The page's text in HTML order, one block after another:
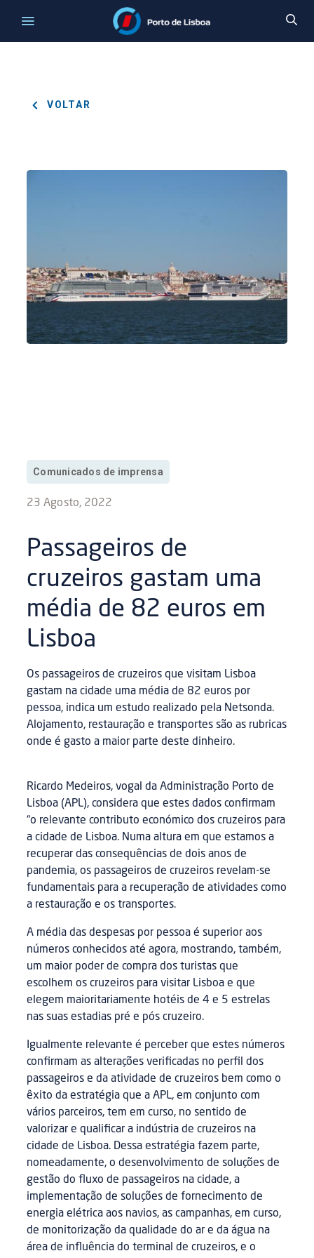
VOLTAR
Comunicados de imprensa
23 Agosto, 2022
Passageiros de
cruzeiros gastam uma
média de 82 euros em
Lisboa
Os passageiros de cruzeiros que visitam Lisboa
gastam na cidade uma média de 82 euros por
pessoa, indica um estudo realizado pela Netsonda.
Alojamento, restauração e transportes são as rubricas
onde é gasto a maior parte deste dinheiro.
Ricardo Medeiros, vogal da Administração Porto de
Lisboa (APL), considera que estes dados confirmam
“o relevante contributo económico dos cruzeiros para
a cidade de Lisboa. Numa altura em que estamos a
recuperar das consequências de dois anos de
pandemia, os passageiros de cruzeiros revelam-se
fundamentais para a recuperação de atividades como
a restauração e os transportes.
A média das despesas por pessoa é superior aos
números conhecidos até agora, mostrando, também,
um maior poder de compra dos turistas que
escolhem os cruzeiros para visitar Lisboa e que
elegem maioritariamente hotéis de 4 e 5 estrelas
nas suas estadias pré e pós cruzeiro.
Igualmente relevante é perceber que estes números
confirmam as alterações verificadas no perfil dos
passageiros e da atividade de cruzeiros bem como o
êxito da estratégia que a APL, em conjunto com
vários parceiros, tem em curso, no sentido de
valorizar e qualificar a indústria de cruzeiros na
cidade de Lisboa. Dessa estratégia fazem parte,
nomeadamente, o desenvolvimento de soluções de
gestão do fluxo de passageiros na cidade, a
implementação de soluções de fornecimento de
energia elétrica aos navios, as campanhas, em curso,
de monitorização da qualidade do ar e da água na
área de influência do terminal de cruzeiros, e o